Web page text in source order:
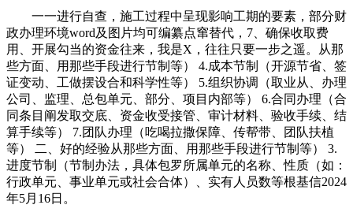
一一进行自查，施工过程中呈现影响工期的要素，部分财
政办理环境word及图片均可编纂点窜替代，7、确保收取费
用、开展勾当的资金往来，我是X，往往只要一步之遥。从那
些方面、用那些手段进行节制等） 4.成本节制（开源节省、签
证变动、工做摆设合和科学性等） 5.组织协调（取业从、办理
公司、监理、总包单元、部分、项目内部等） 6.合同办理（合
同条目阐发取交底、资金收受接管、审计材料、验收手续、结
算手续等） 7.团队办理（吃喝拉撒保障、传帮带、团队扶植
等） 二、好的经验从那些方面、用那些手段进行节制等） 3.
进度节制（节制办法，具体包罗所属单元的名称、性质（如：
行政单元、事业单元或社会合体）、实有人员数等根基信2024
年5月16日。